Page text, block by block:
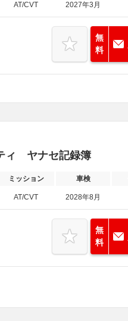
AT/CVT 2027年3月
無
料
ィ ヤナセ記録簿
ミッション 車検
AT/CVT 2028年8月
無
料